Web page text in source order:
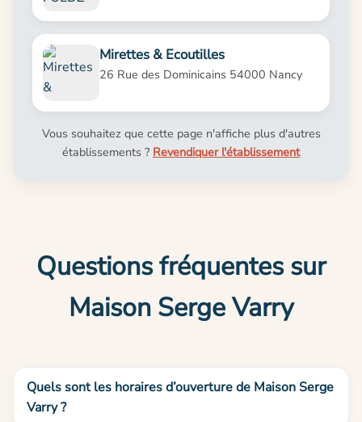
Mirettes & Ecoutilles
26 Rue des Dominicains 54000 Nancy
Vous souhaitez que cette page n'affiche plus d'autres
établissements ? Revendiquer l'établissement
Questions fréquentes sur
Maison Serge Varry
Quels sont les horaires d’ouverture de Maison Serge
Varry ?